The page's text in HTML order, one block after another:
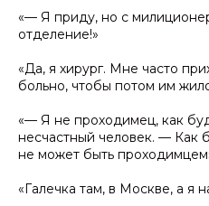
«— Я приду, но с
отделение!»
«Да, я хирург. Мне часто
больно, чтобы потом им
«— Я не проходимец, как
несчастный человек. — Как
не может быть
«Галечка там, в Москве, а я